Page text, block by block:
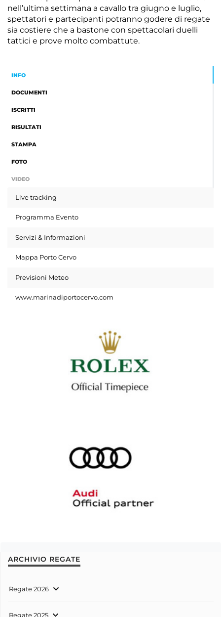
nell’ultima settimana a cavallo tra giugno e luglio,
spettatori e partecipanti potranno godere di regate
sia costiere che a bastone con spettacolari duelli
tattici e prove molto combattute.
INFO
DOCUMENTI
ISCRITTI
RISULTATI
STAMPA
FOTO
VIDEO
Live tracking
Programma Evento
Servizi & Informazioni
Mappa Porto Cervo
Previsioni Meteo
www.marinadiportocervo.com
ARCHIVIO REGATE
Regate 2026
Regate 2025